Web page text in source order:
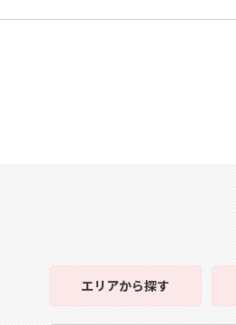
エリアから探す